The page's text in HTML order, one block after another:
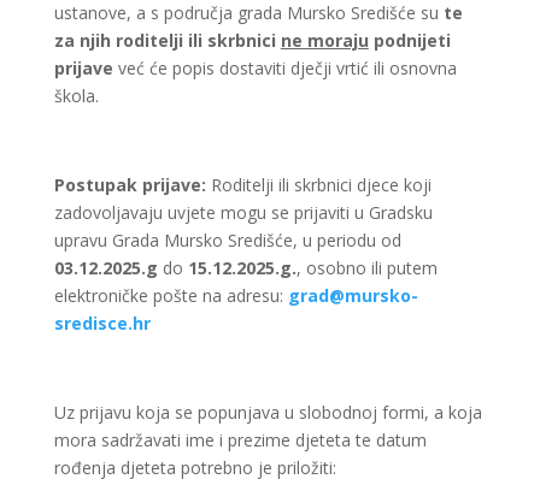
ustanove, a s područja grada Mursko Središće su te
za njih roditelji ili skrbnici ne moraju podnijeti
prijave već će popis dostaviti dječji vrtić ili osnovna
škola.
Postupak prijave: Roditelji ili skrbnici djece koji
zadovoljavaju uvjete mogu se prijaviti u Gradsku
upravu Grada Mursko Središće, u periodu od
03.12.2025.g do 15.12.2025.g., osobno ili putem
elektroničke pošte na adresu: grad@mursko-
sredisce.hr
Uz prijavu koja se popunjava u slobodnoj formi, a koja
mora sadržavati ime i prezime djeteta te datum
rođenja djeteta potrebno je priložiti: